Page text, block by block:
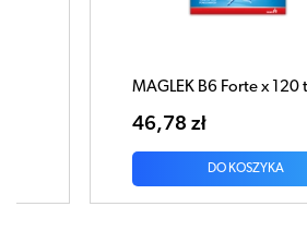
Katelin MAG B6 x 100
31,56 zł
DO KOSZYKA